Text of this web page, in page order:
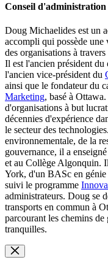
Conseil d'administration
Doug Michaelides est un
accompli qui possède une
des organisations à
Il est l'ancien président
l'ancien vice-président du
ainsi que le fondateur du
Marketing, basé à
d'organisations à but
décennies d'expérience
le secteur des
environnementale, de la
gouvernance, il a
et au Collège Algonquin.
York, d'un BASc en
suivi le programme
administrateurs. Doug se
transports en commun à
parcourant les chemins
tranquilles.